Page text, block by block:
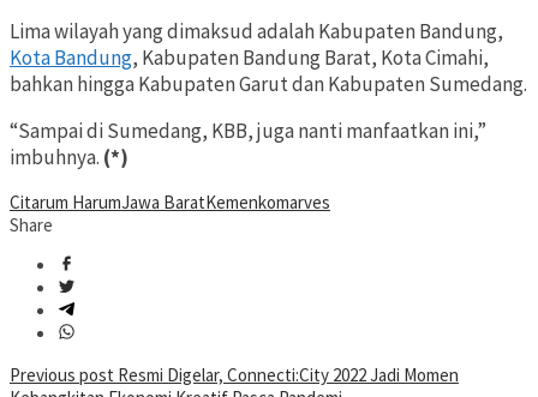
Lima wilayah yang dimaksudadalah Kabupaten Bandung,
Kota Bandung, Kabupaten Bandung Barat, Kota Cimahi,
bahkan hingga Kabupaten Garut dan Kabupaten Sumedang.
“Sampai di Sumedang, KBB, juga nanti manfaatkan ini,”
imbuhnya. (*)
Citarum HarumJawa BaratKemenkomarves
Share
Post
Previous post Resmi Digelar, Connecti:City 2022 Jadi Momen